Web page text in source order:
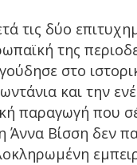
τις δύο
της
στο
και την
παραγωγή που
Άννα Βίσση δεν